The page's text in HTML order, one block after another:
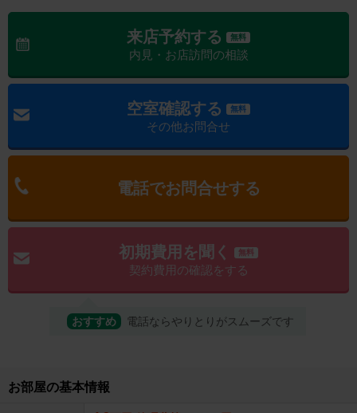
来店予約する 無料
内見・お店訪問の相談
空室確認する 無料
その他お問合せ
電話でお問合せする
初期費用を聞く 無料
契約費用の確認をする
おすすめ 電話ならやりとりがスムーズです
お部屋の基本情報